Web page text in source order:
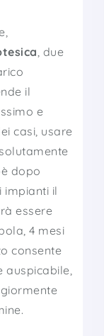
, due
il
e
casi, usare
dopo
impianti il
essere
4 mesi
consente
auspicabile,